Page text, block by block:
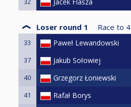
Loser round 1 Race to 4
33 Paweł Lewandowski
37 Jakub Sołowiej
40 Grzegorz Łoniewski
41 Rafał Borys